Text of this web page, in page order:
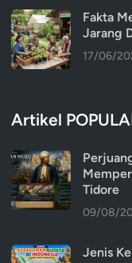
Fakta
Jarang
17/06/
Artikel
Tidore
09/08/
Jenis